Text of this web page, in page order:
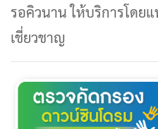
รอคิวนาน ให้บริการโดย
เชี่ยวชาญ